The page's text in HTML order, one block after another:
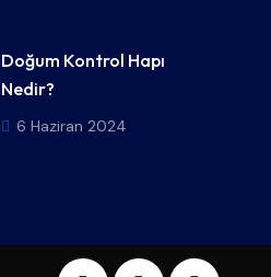
Doğum Kontrol Hapı
Nedir?
6 Haziran 2024